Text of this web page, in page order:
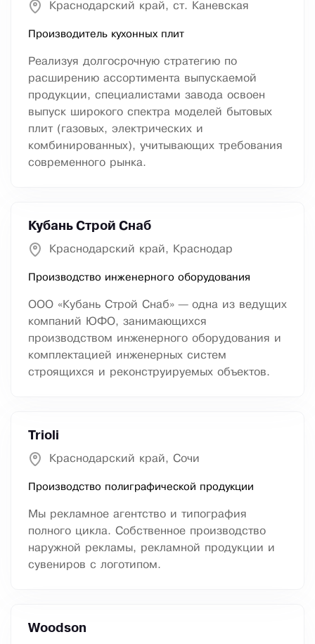
Краснодарский край, ст. Каневская
Производитель кухонных плит
Реализуя долгосрочную стратегию по
расширению ассортимента выпускаемой
продукции, специалистами завода освоен
выпуск широкого спектра моделей бытовых
плит (газовых, электрических и
комбинированных), учитывающих требования
современного рынка.
Кубань Строй Снаб
Краснодарский край, Краснодар
Производство инженерного оборудования
ООО «Кубань Строй Снаб» — одна из ведущих
компаний ЮФО, занимающихся
производством инженерного оборудования и
комплектацией инженерных систем
строящихся и реконструируемых объектов.
Trioli
Краснодарский край, Сочи
Производство полиграфической продукции
Мы рекламное агентство и типография
полного цикла. Собственное производство
наружной рекламы, рекламной продукции и
сувениров с логотипом.
Woodson